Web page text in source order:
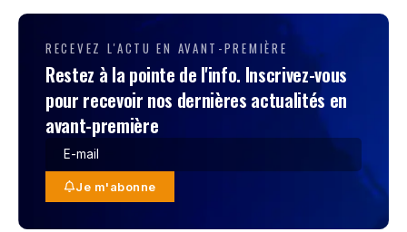
RECEVEZ L'ACTU EN AVANT-PREMIÈRE
Restez à la pointe de l'info. Inscrivez-vous
pour recevoir nos dernières actualités en
avant-première
Je m'abonne